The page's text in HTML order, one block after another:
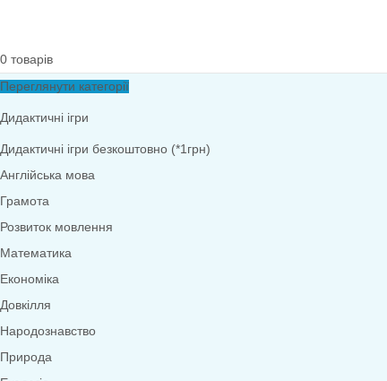
Тематичні набори
Народознавство
Кубики Блума
ПОШУК
Вхід / реєстрація
0
Меню